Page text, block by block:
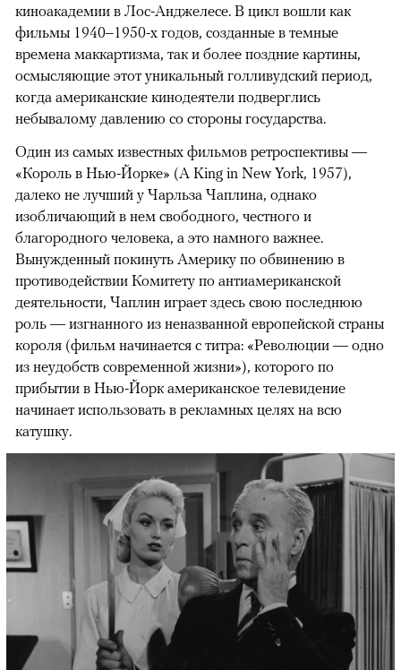
киноакадемии в Лос-Анджелесе. В цикл вошли как
фильмы 1940–1950-х годов, созданные в темные
времена маккартизма, так и более поздние картины,
осмысляющие этот уникальный голливудский период,
когда американские кинодеятели подверглись
небывалому давлению со стороны государства.
Один из самых известных фильмов ретроспективы —
«Король в Нью-Йорке» (A King in New York, 1957),
далеко не лучший у Чарльза Чаплина, однако
изобличающий в нем свободного, честного и
благородного человека, а это намного важнее.
Вынужденный покинуть Америку по обвинению в
противодействии Комитету по антиамериканской
деятельности, Чаплин играет здесь свою последнюю
роль — изгнанного из неназванной европейской страны
короля (фильм начинается с титра: «Революции — одно
из неудобств современной жизни»), которого по
прибытии в Нью-Йорк американское телевидение
начинает использовать в рекламных целях на всю
катушку.